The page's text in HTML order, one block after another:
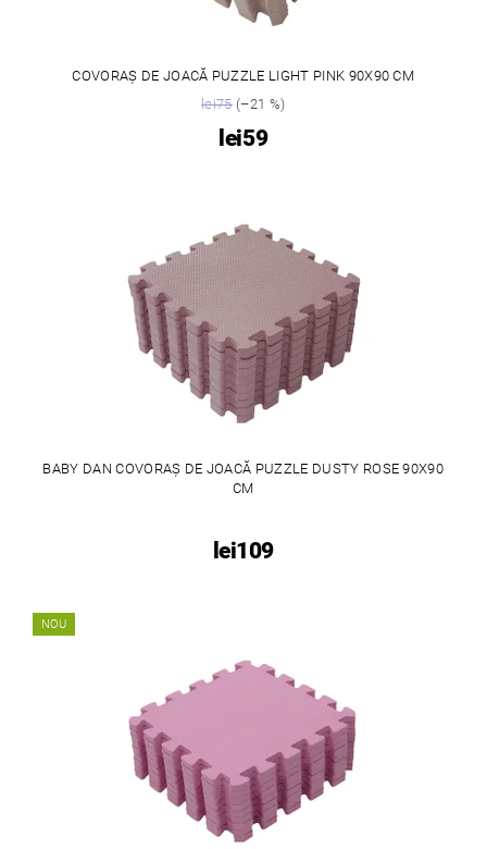
COVORAȘ DE JOACĂ PUZZLE LIGHT PINK 90X90 CM
lei75(–21 %)
lei59
BABY DAN COVORAȘ DE JOACĂ PUZZLE DUSTY ROSE 90X90
CM
lei109
NOU